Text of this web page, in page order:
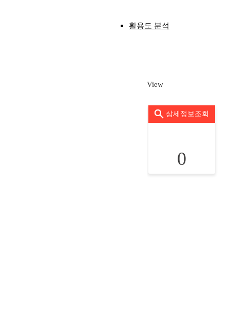
활용도 분석
View
상세정보조회
0